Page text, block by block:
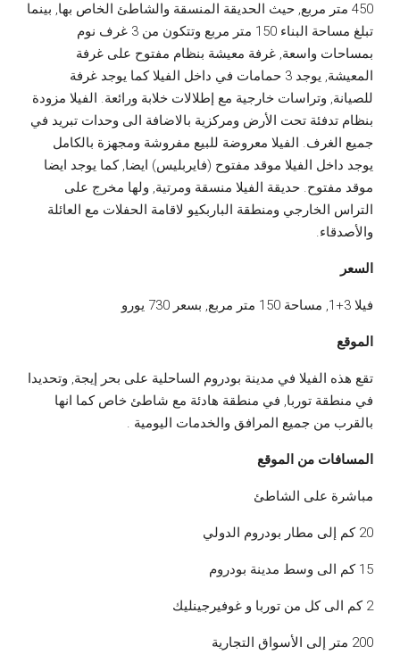
450 متر مربع, حيث الحديقة المنسقة والشاطئ الخاص بها, بينما
تبلغ مساحة البناء 150 متر مربع وتتكون من 3 غرف نوم
بمساحات واسعة, غرفة معيشة بنظام مفتوح على غرفة
المعيشة, يوجد 3 حمامات في داخل الفيلا كما يوجد غرفة
للصيانة, وتراسات خارجية مع إطلالات خلابة ورائعة. الفيلا مزودة
بنظام تدفئة تحت الأرض ومركزية بالاضافة الى وحدات تبريد في
جميع الغرف. الفيلا معروضة للبيع مفروشة ومجهزة بالكامل
يوجد داخل الفيلا موقد مفتوح (فايربليس) ايضا, كما يوجد ايضا
موقد مفتوح. حديقة الفيلا منسقة ومرتية, ولها مخرج على
التراس الخارجي ومنطقة الباربكيو لاقامة الحفلات مع العائلة
والأصدقاء.
السعر
فيلا 3+1, مساحة 150 متر مربع, بسعر 730 يورو
الموقع
تقع هذه الفيلا في مدينة بودروم الساحلية على بحر إيجة, وتحديدا
في منطقة توربا, في منطقة هادئة مع شاطئ خاص كما انها
بالقرب من جميع المرافق والخدمات اليومية .
المسافات من الموقع
مباشرة على الشاطئ
20 كم إلى مطار بودروم الدولي
15 كم الى وسط مدينة بودروم
2 كم الى كل من توربا و غوفيرجينليك
200 متر إلى الأسواق التجارية